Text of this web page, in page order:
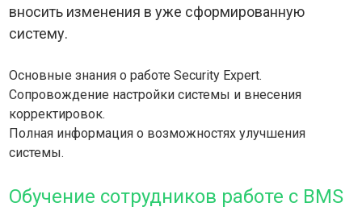
вносить изменения в уже сформированную
систему.
Основные знания о работе Security Expert.
Сопровождение настройки системы и внесения
корректировок.
Полная информация о возможностях улучшения
системы.
Обучение сотрудников работе с BMS